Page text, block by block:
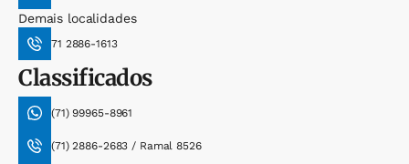
Demais localidades
71 2886-1613
Classificados
(71) 99965-8961
(71) 2886-2683 / Ramal 8526